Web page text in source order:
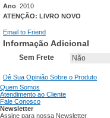
Ano: 2010
ATENÇÃO: LIVRO NOVO
Email to Friend
Informação Adicional
Sem Frete Não
Dê Sua Opinião Sobre o Produto
Quem Somos
Atendimento ao Cliente
Fale Conosco
Newsletter
Assine para nossa Newsletter